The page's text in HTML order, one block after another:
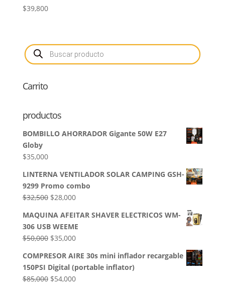
$39,800
Búsqueda
de
productos
Carrito
productos
BOMBILLO AHORRADOR Gigante 50W E27
Globy
$35,000
LINTERNA VENTILADOR SOLAR CAMPING GSH-
9299 Promo combo
$32,500 El
original
era:
$32,500.
$28,000El
actual
es:
$28,000.
MAQUINA AFEITAR SHAVER ELECTRICOS WM-
306 USB WEEME
$50,000 El
original
era:
$50,000.
$35,000El
actual
es:
$35,000.
COMPRESOR AIRE 30s mini inflador recargable
150PSI Digital (portable inflator)
$85,000 El
$54,000El